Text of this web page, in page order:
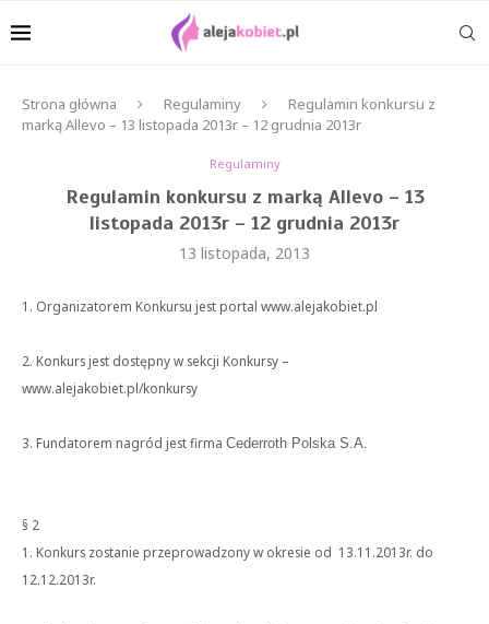
Strona główna Regulaminy
Regulamin konkursu z
marką Allevo – 13 listopada 2013r – 12 grudnia 2013r
Regulaminy
Regulamin konkursu z marką Allevo – 13
listopada 2013r – 12 grudnia 2013r
13 listopada, 2013
1. Organizatorem Konkursu jest portal www.alejakobiet.pl
2. Konkurs jest dostępny w sekcji Konkursy –
www.alejakobiet.pl/konkursy
3. Fundatorem nagród jest firma Cederroth Polska S.A.
§ 2
1. Konkurs zostanie przeprowadzony w okresie od 13.11.2013r. do
12.12.2013r.